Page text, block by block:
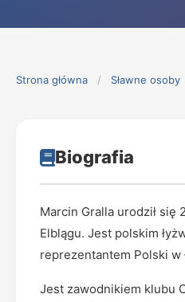
Strona główna / Sławne osoby
Biografia
Marcin Gralla urodził się
Elblągu. Jest polskim
reprezentantem Polski w
Jest zawodnikiem klubu